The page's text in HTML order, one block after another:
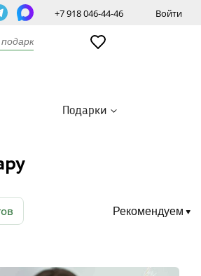
+7 918 046-44-46 Войти
Подарки
Рекомендуем